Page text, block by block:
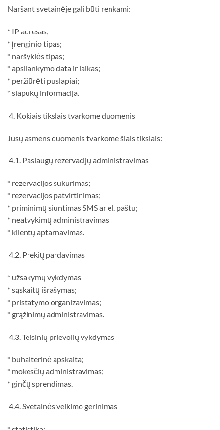
Naršant svetainėje gali būti renkami:
* IP adresas;
* įrenginio tipas;
* naršyklės tipas;
* apsilankymo data ir laikas;
* peržiūrėti puslapiai;
* slapukų informacija.
4. Kokiais tikslais tvarkome duomenis
Jūsų asmens duomenis tvarkome šiais tikslais:
4.1. Paslaugų rezervacijų administravimas
* rezervacijos sukūrimas;
* rezervacijos patvirtinimas;
* priminimų siuntimas SMS ar el. paštu;
* neatvykimų administravimas;
* klientų aptarnavimas.
4.2. Prekių pardavimas
* užsakymų vykdymas;
* sąskaitų išrašymas;
* pristatymo organizavimas;
* grąžinimų administravimas.
4.3. Teisinių prievolių vykdymas
* buhalterinė apskaita;
* mokesčių administravimas;
* ginčų sprendimas.
4.4. Svetainės veikimo gerinimas